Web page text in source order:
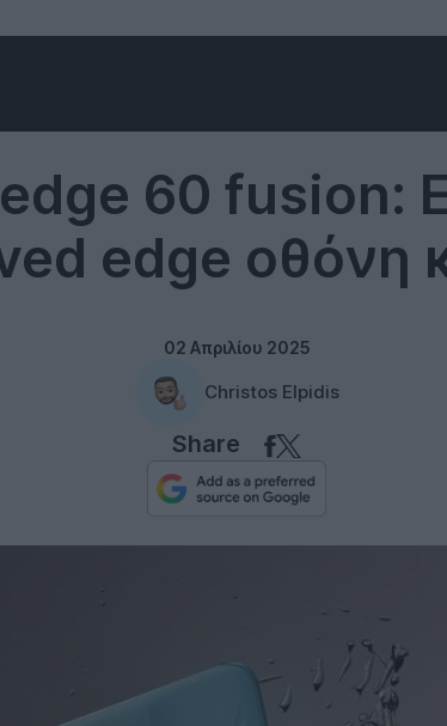
60 fusion:
edge οθόνη
02 Απριλίου 2025
Christos Elpidis
Share